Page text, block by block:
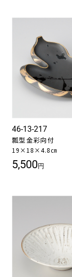
46-13-217
瓢型金彩向付
19×18×4.8㎝
5,500円